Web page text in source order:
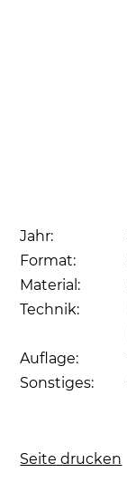
Jahr:
Format:
Material:
Technik:
Auflage:
Sonstiges:
Seite drucken